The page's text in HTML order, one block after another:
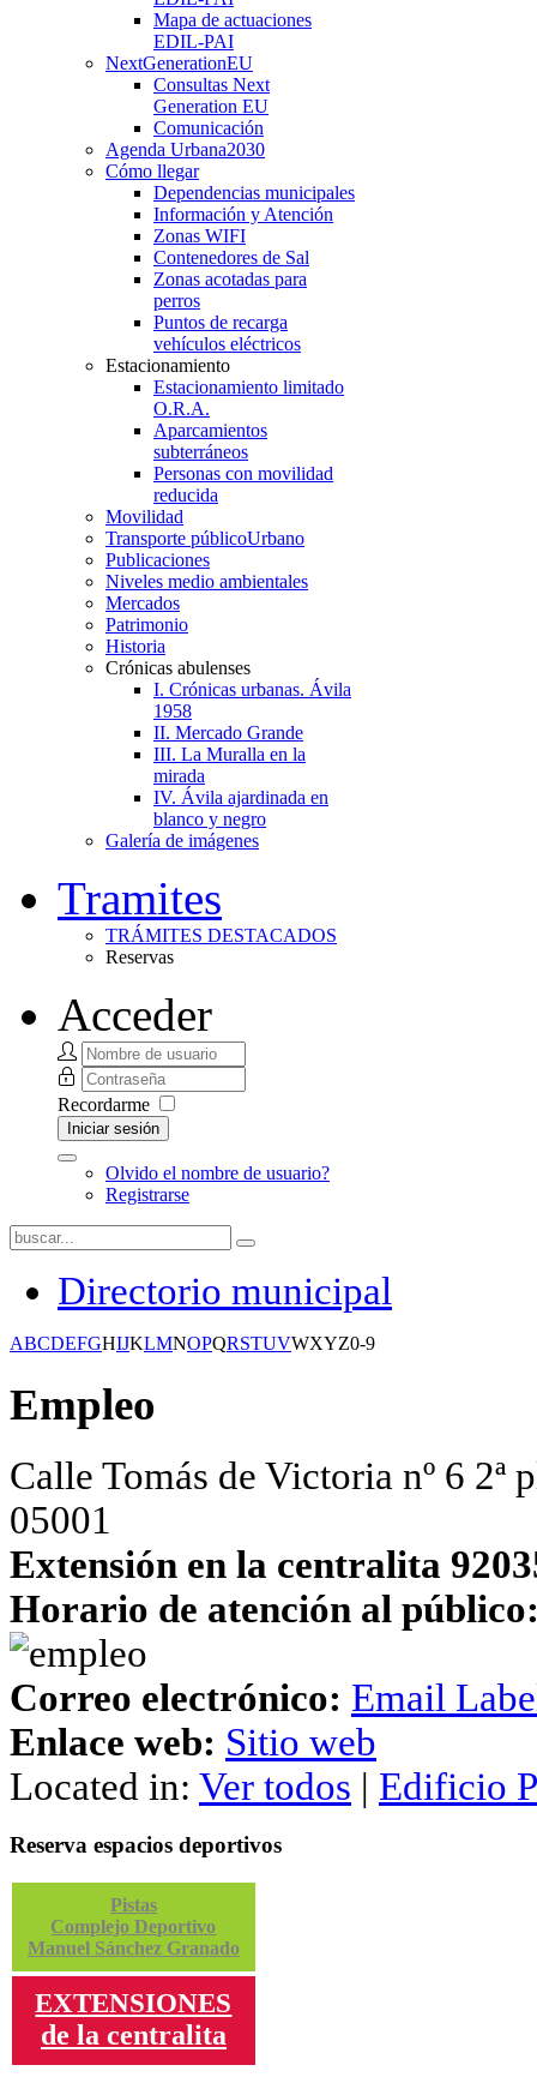
Mapa de actuaciones
EDIL-PAI
NextGenerationEU
Consultas Next
Generation EU
Comunicación
Agenda Urbana2030
Cómo llegar
Dependencias municipales
Información y Atención
Zonas WIFI
Contenedores de Sal
Zonas acotadas para
perros
Puntos de recarga
vehículos eléctricos
Estacionamiento
Estacionamiento limitado
O.R.A.
Aparcamientos
subterráneos
Personas con movilidad
reducida
Movilidad
Transporte públicoUrbano
Publicaciones
Niveles medio ambientales
Mercados
Patrimonio
Historia
Crónicas abulenses
I. Crónicas urbanas. Ávila
1958
II. Mercado Grande
III. La Muralla en la
mirada
IV. Ávila ajardinada en
blanco y negro
Galería de imágenes
Tramites
TRÁMITES DESTACADOS
Reservas
Acceder
Recordarme
Iniciar sesión
Olvido el nombre de usuario?
Registrarse
Directorio municipal
ABCDEFGHIJKLMNOPQRSTUVWXYZ0-9
Empleo
Calle Tomás de Victoria nº 6 2ª
05001
Extensión en la centralita
Horario de atención al
Correo electrónico: Email
Enlace web: Sitio web
Located in: Ver todos | Edificio
Reserva espacios deportivos
Pistas
Complejo Deportivo
Manuel Sánchez Granado
EXTENSIONES
de la centralita